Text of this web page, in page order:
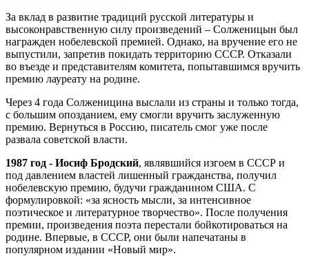
За вклад в развитие традиций русской литературы и
высоконравственную силу произведений – Солженицын был
награжден нобелевской премией. Однако, на вручение его не
выпустили, запретив покидать территорию СССР. Отказали
во въезде и представителям комитета, попытавшимся вручить
премию лауреату на родине.
Через 4 года Солженицина выслали из страны и только тогда,
с большим опозданием, ему смогли вручить заслуженную
премию. Вернуться в Россию, писатель смог уже после
развала советской власти.
1987 год ‐ Иосиф Бродский, являвшийся изгоем в СССР и
под давлением властей лишенный гражданства, получил
нобелевскую премию, будучи гражданином США. С
формулировкой: «за ясность мысли, за интенсивное
поэтическое и литературное творчество». После получения
премии, произведения поэта перестали бойкотироваться на
родине. Впервые, в СССР, они были напечатаны в
популярном издании «Новый мир».